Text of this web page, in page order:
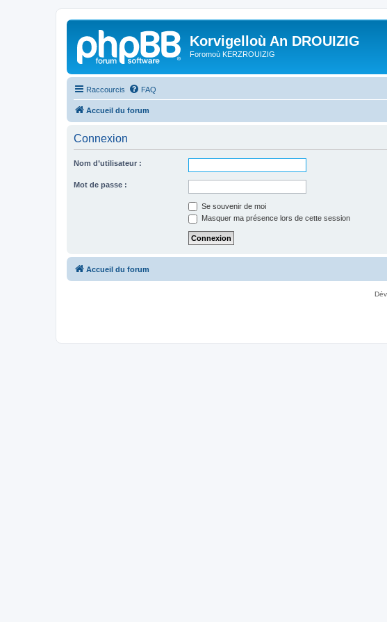
Korvigelloù An DROUIZIG
Foromoù KERZROUIZIG
Raccourcis FAQ
Accueil du forum
Connexion
Nom d’utilisateur :
Mot de passe :
Se souvenir de moi
Masquer ma présence lors de cette session
Accueil du forum